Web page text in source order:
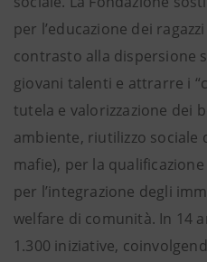
per l’educazione dei
contrasto alla dispersione
giovani talenti e attrarre i
tutela e valorizzazione dei
ambiente, riutilizzo sociale
mafie), per la
per l’integrazione degli
welfare di comunità. In 14
1.300 iniziative,